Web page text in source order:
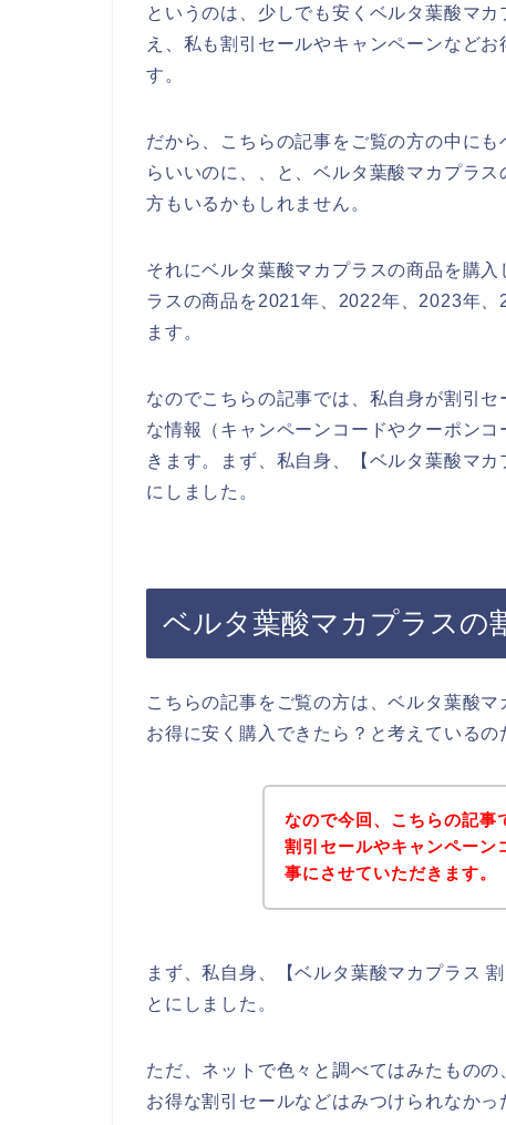
というのは、少しでも安くベルタ葉酸マ
え、私も割引セールやキャンペーンなど
す。
だから、こちらの記事をご覧の方の中に
らいいのに、、と、ベルタ葉酸マカプラ
方もいるかもしれません。
それにベルタ葉酸マカプラスの商品を購
ラスの商品を2021年、2022年、2023年
ます。
なのでこちらの記事では、私自身が割引
な情報（キャンペーンコードやクーポン
きます。まず、私自身、【ベルタ葉酸マ
にしました。
ベルタ葉酸マカプラスの
こちらの記事をご覧の方は、ベルタ葉酸
お得に安く購入できたら？と考えているの
なので今回、こちらの記事
割引セールやキャンペーン
事にさせていただきます。
まず、私自身、【ベルタ葉酸マカプラス
とにしました。
ただ、ネットで色々と調べてはみたもの
お得な割引セールなどはみつけられなかっ